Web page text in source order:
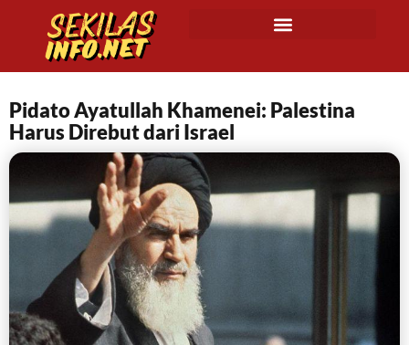
Pidato Ayatullah Khamenei: Palestina
Harus Direbut dari Israel